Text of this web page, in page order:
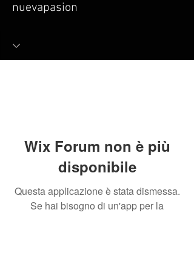
nuevapasion
Wix Forum non è più
disponibile
Questa applicazione è stata dismessa.
Se hai bisogno di un'app per la